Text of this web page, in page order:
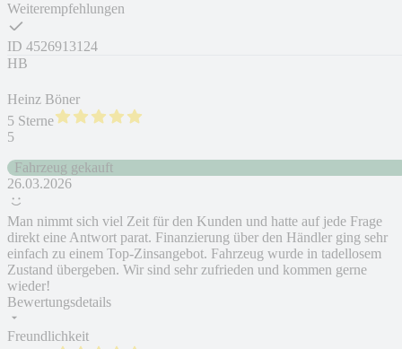
Weiterempfehlungen
ID 4526913124
HB
Heinz Böner
5 Sterne
5
Fahrzeug gekauft
26.03.2026
Man nimmt sich viel Zeit für den Kunden und hatte auf jede Frage
direkt eine Antwort parat. Finanzierung über den Händler ging sehr
einfach zu einem Top-Zinsangebot. Fahrzeug wurde in tadellosem
Zustand übergeben. Wir sind sehr zufrieden und kommen gerne
wieder!
Bewertungsdetails
Freundlichkeit